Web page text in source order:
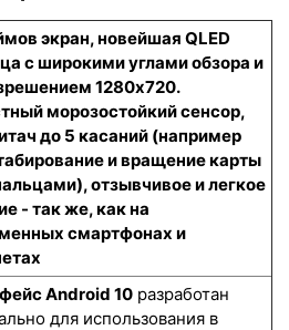
экран, новейшая QLED
с широкими углами обзора и
1280x720.
морозостойкий сенсор,
до 5 касаний (например
и вращение карты
отзывчивое и легкое
- так же, как на
смартфонах и
Android 10 разработан
для использования в